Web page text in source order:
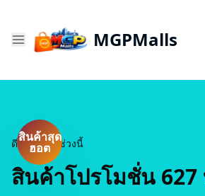
MGPMalls
สินค้าสุดคุ้มรับแต้มสร้างเครื่องขุด
สินค้าโปรโมชั่น 349
มาใหม่
ดีลพิเศษในช่วงนี้
สินค้าโปรโมชั่น 627
สินค้าสุด
ฮอต